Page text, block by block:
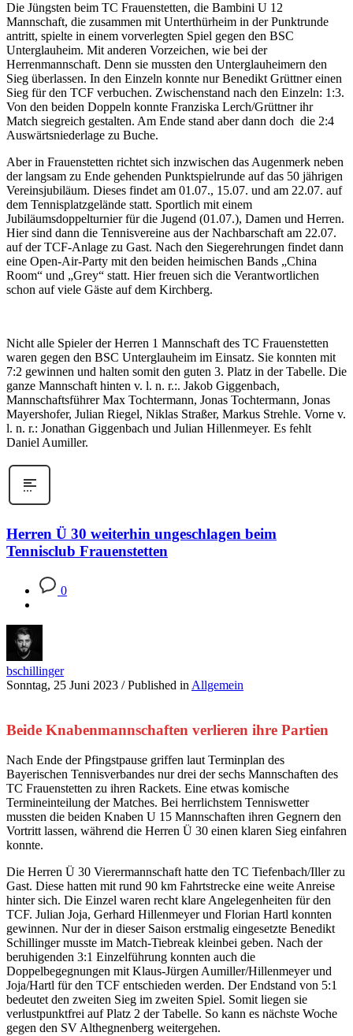
Die Jüngsten beim TC Frauenstetten, die Bambini U 12
Mannschaft, die zusammen mit Unterthürheim in der Punktrunde
antritt, spielte in einem vorverlegten Spiel gegen den BSC
Unterglauheim. Mit anderen Vorzeichen, wie bei der
Herrenmannschaft. Denn sie mussten den Unterglauheimern den
Sieg überlassen. In den Einzeln konnte nur Benedikt Grüttner einen
Sieg für den TCF verbuchen. Zwischenstand nach den Einzeln: 1:3.
Von den beiden Doppeln konnte Franziska Lerch/Grüttner ihr
Match siegreich gestalten. Am Ende stand aber dann doch die 2:4
Auswärtsniederlage zu Buche.
Aber in Frauenstetten richtet sich inzwischen das Augenmerk neben
der langsam zu Ende gehenden Punktspielrunde auf das 50 jährigen
Vereinsjubiläum. Dieses findet am 01.07., 15.07. und am 22.07. auf
dem Tennisplatzgelände statt. Sportlich mit einem
Jubiläumsdoppelturnier für die Jugend (01.07.), Damen und Herren.
Hier sind dann die Tennisvereine aus der Nachbarschaft am 22.07.
auf der TCF-Anlage zu Gast. Nach den Siegerehrungen findet dann
eine Open-Air-Party mit den beiden heimischen Bands „China
Room“ und „Grey“ statt. Hier freuen sich die Verantwortlichen
schon auf viele Gäste auf dem Kirchberg.
Nicht alle Spieler der Herren 1 Mannschaft des TC Frauenstetten
waren gegen den BSC Unterglauheim im Einsatz. Sie konnten mit
7:2 gewinnen und halten somit den guten 3. Platz in der Tabelle. Die
ganze Mannschaft hinten v. l. n. r.:. Jakob Giggenbach,
Mannschaftsführer Max Tochtermann, Jonas Tochtermann, Jonas
Mayershofer, Julian Riegel, Niklas Straßer, Markus Strehle. Vorne v.
l. n. r.: Jonathan Giggenbach und Julian Hillenmeyer. Es fehlt
Daniel Aumiller.
Herren Ü 30 weiterhin ungeschlagen beim
Tennisclub Frauenstetten
0
bschillinger
Sonntag, 25 Juni 2023 / Published in Allgemein
Beide Knabenmannschaften verlieren ihre Partien
Nach Ende der Pfingstpause griffen laut Terminplan des
Bayerischen Tennisverbandes nur drei der sechs Mannschaften des
TC Frauenstetten zu ihren Rackets. Eine etwas komische
Termineinteilung der Matches. Bei herrlichstem Tenniswetter
mussten die beiden Knaben U 15 Mannschaften ihren Gegnern den
Vortritt lassen, während die Herren Ü 30 einen klaren Sieg einfahren
konnte.
Die Herren Ü 30 Vierermannschaft hatte den TC Tiefenbach/Iller zu
Gast. Diese hatten mit rund 90 km Fahrtstrecke eine weite Anreise
hinter sich. Die Einzel waren recht klare Angelegenheiten für den
TCF. Julian Joja, Gerhard Hillenmeyer und Florian Hartl konnten
gewinnen. Nur der in dieser Saison erstmalig eingesetzte Benedikt
Schillinger musste im Match-Tiebreak kleinbei geben. Nach der
beruhigenden 3:1 Einzelführung konnten auch die
Doppelbegegnungen mit Klaus-Jürgen Aumiller/Hillenmeyer und
Joja/Hartl für den TCF entschieden werden. Der Endstand von 5:1
bedeutet den zweiten Sieg im zweiten Spiel. Somit liegen sie
verlustpunktfrei auf Platz 2 der Tabelle. So kann es nächste Woche
gegen den SV Althegnenberg weitergehen.